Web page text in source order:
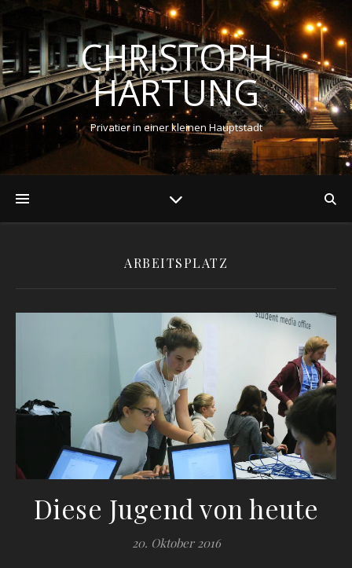
CHRISTOPH
HARTUNG
Privatier in einer kleinen Hauptstadt
ARBEITSPLATZ
Diese Jugend von heute
20. Oktober 2016